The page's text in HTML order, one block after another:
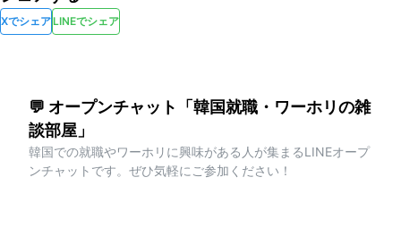
XでシェアLINEでシェア
💬 オープンチャット「韓国就職・ワーホリの雑
談部屋」
韓国での就職やワーホリに興味がある人が集まるLINEオープ
ンチャットです。ぜひ気軽にご参加ください！